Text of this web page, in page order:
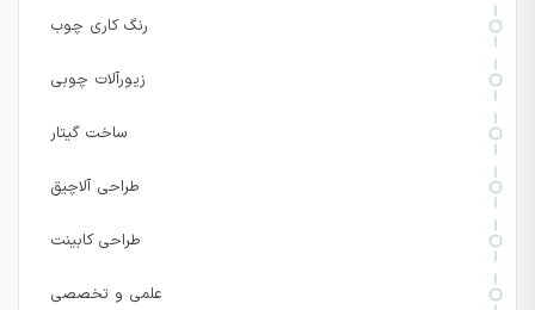
رنگ کاری چوب
زیورآلات چوبی
ساخت گیتار
طراحی آلاچیق
طراحی کابینت
علمی و تخصصی